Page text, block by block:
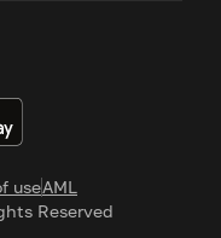
useAML
Reserved